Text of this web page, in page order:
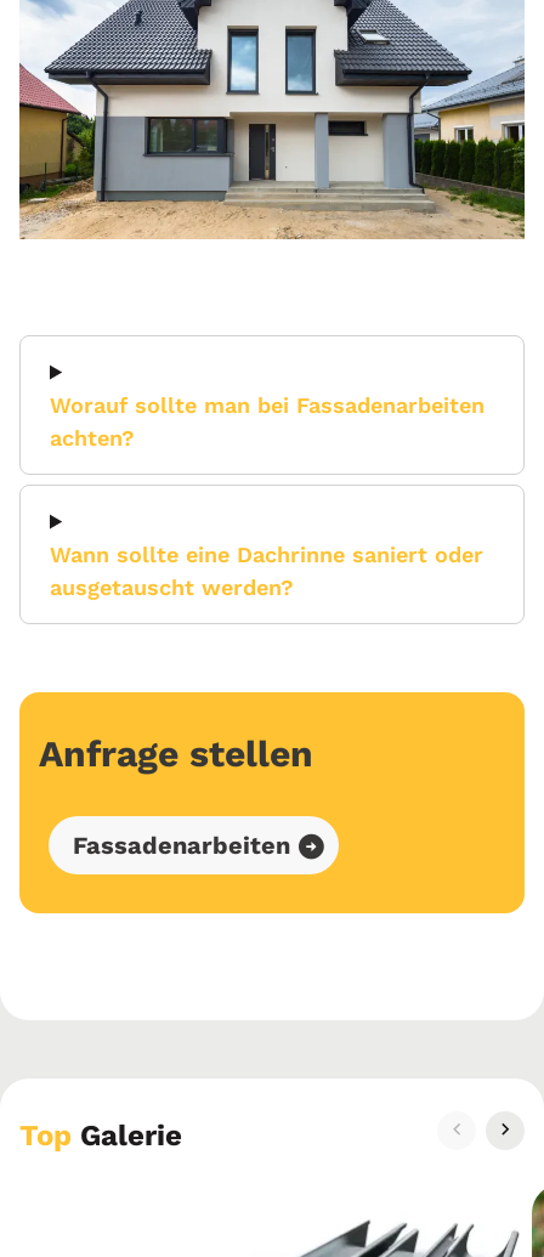
Worauf sollte man bei Fassadenarbeiten
achten?
Wann sollte eine Dachrinne saniert oder
ausgetauscht werden?
Anfrage stellen
Fassadenarbeiten
Top Galerie